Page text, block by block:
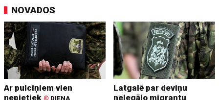
NOVADOS
Ar pulciņiem vien
nepietiek © DIENA
Latgalē par deviņu
nelegālo migrantu